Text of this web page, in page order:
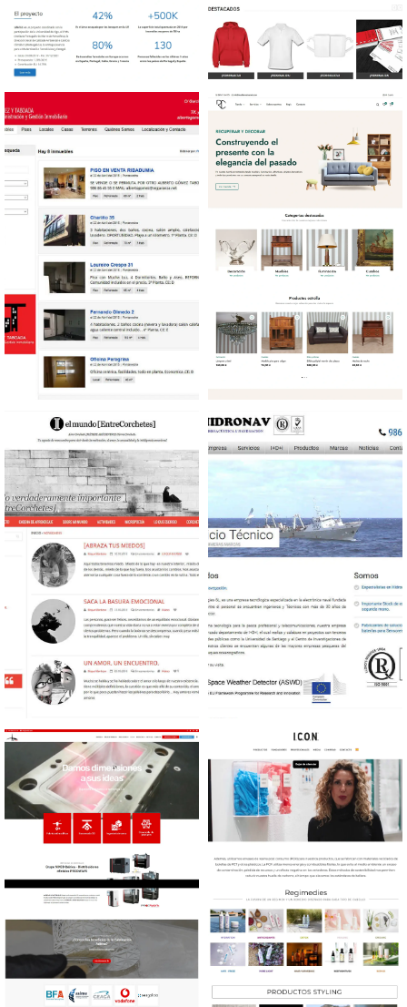
investigación
Diseño tienda online
Diseño web Inmobiliaria
Diseño tienda online
Antigüedades
Diseño web Blog personal
Diseño web Tecnología
Naval